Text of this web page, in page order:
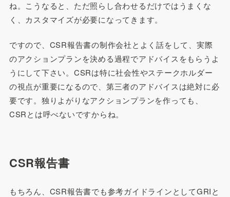
ね。こうなると、ただ照らし合わせるだけではうまくな
く、カスタマイズが必要になってきます。
ですので、CSR報告書の制作会社とよく話をして、実際
のアクションプランを決める過程でアドバイスをもらうよ
うにして下さい。CSRは特に社会性やステークホルダー
の視点が重要になるので、第三者のアドバイスは絶対に必
要です。独りよがりなアクションプランを作っても、
CSRとは呼べないですからね。
CSR報告書
もちろん、CSR報告書でも参考ガイドラインとしてGRIと